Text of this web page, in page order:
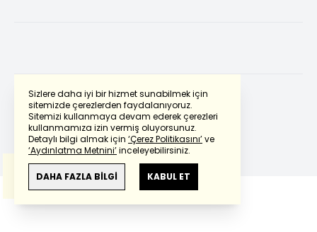
Sizlere daha iyi bir hizmet sunabilmek için
sitemizde çerezlerden faydalanıyoruz.
Sitemizi kullanmaya devam ederek çerezleri
kullanmamıza izin vermiş oluyorsunuz.
Detaylı bilgi almak için ‘Çerez Politikasını’ve
‘Aydınlatma Metnini’inceleyebilirsiniz.
DAHA FAZLA BİLGİ KABUL ET
Powered by Translate
Bu çevirideGoogle Transletekullanılmıştır.
Anlam ve çeviri hatalarından
haberturk.com
sorumlu değildir.